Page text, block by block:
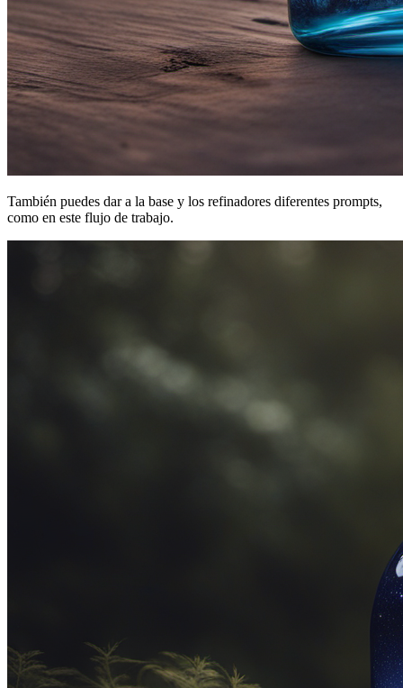
También puedes dar a la base y los refinadores diferentes prompts,
como en este flujo de trabajo.